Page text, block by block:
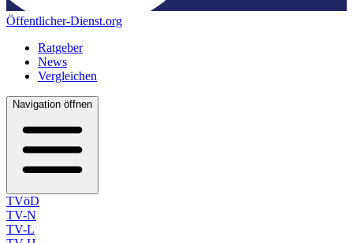
Öffentlicher-Dienst.org
Ratgeber
News
Vergleichen
Navigation öffnen
TVöD
TV-N
TV-L